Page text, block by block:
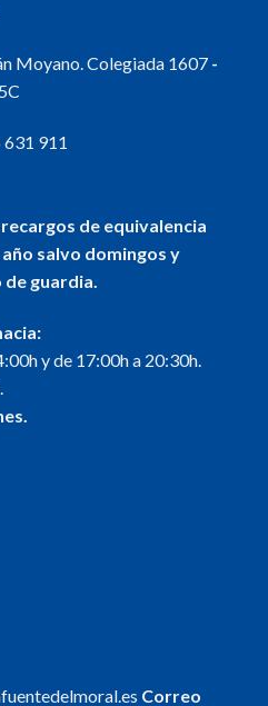
Moyano. Colegiada 1607 -
631 911
de equivalencia
salvo domingos y
guardia.
y de 17:00h a 20:30h.
Correo